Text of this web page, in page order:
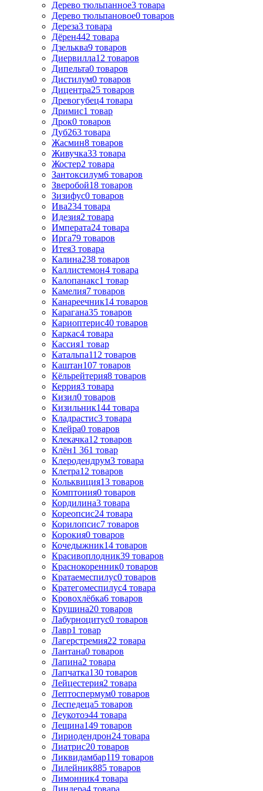
Дерево тюльпанное3 товара
Дерево тюльпановое0 товаров
Дереза3 товара
Дёрен442 товара
Дзельква9 товаров
Диервилла12 товаров
Дипельта0 товаров
Дистилум0 товаров
Дицентра25 товаров
Древогубец4 товара
Дримис1 товар
Дрок0 товаров
Дуб263 товара
Жасмин8 товаров
Живучка33 товара
Жостер2 товара
Зантоксилум6 товаров
Зверобой18 товаров
Зизифус0 товаров
Ива234 товара
Идезия2 товара
Императа24 товара
Ирга79 товаров
Итея3 товара
Калина238 товаров
Каллистемон4 товара
Калопанакс1 товар
Камелия7 товаров
Канареечник14 товаров
Карагана35 товаров
Кариоптерис40 товаров
Каркас4 товара
Кассия1 товар
Катальпа112 товаров
Каштан107 товаров
Кёльрейтерия8 товаров
Керрия3 товара
Кизил0 товаров
Кизильник144 товара
Кладрастис3 товара
Клейра0 товаров
Клекачка12 товаров
Клён1 361 товар
Клеродендрум3 товара
Клетра12 товаров
Кольквиция13 товаров
Комптония0 товаров
Кордилина3 товара
Кореопсис24 товара
Корилопсис7 товаров
Корокия0 товаров
Кочедыжник14 товаров
Красивоплодник39 товаров
Краснокоренник0 товаров
Кратаемеспилус0 товаров
Кратегомеспилус4 товара
Кровохлёбка6 товаров
Крушина20 товаров
Лабурноцитус0 товаров
Лавр1 товар
Лагерстремия22 товара
Лантана0 товаров
Лапина2 товара
Лапчатка130 товаров
Лейцестерия2 товара
Лептоспермум0 товаров
Леспедеца5 товаров
Леукотоэ44 товара
Лещина149 товаров
Лиpиодендpон24 товара
Лиатрис20 товаров
Ликвидамбар119 товаров
Лилейник885 товаров
Лимонник4 товара
Линдера4 товара